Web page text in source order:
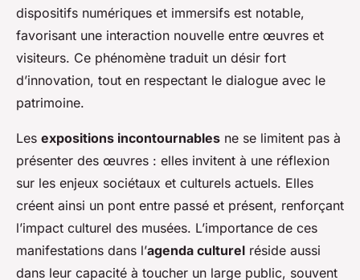
dispositifs numériques et immersifs est notable,
favorisant une interaction nouvelle entre œuvres et
visiteurs. Ce phénomène traduit un désir fort
d’innovation, tout en respectant le dialogue avec le
patrimoine.
Les expositions incontournables ne se limitent pas à
présenter des œuvres : elles invitent à une réflexion
sur les enjeux sociétaux et culturels actuels. Elles
créent ainsi un pont entre passé et présent, renforçant
l’impact culturel des musées. L’importance de ces
manifestations dans l’agenda culturel réside aussi
dans leur capacité à toucher un large public, souvent